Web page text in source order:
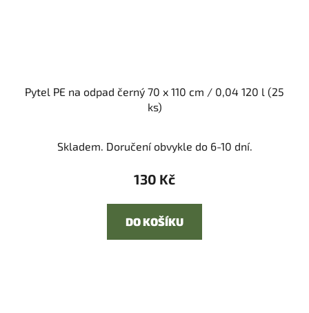
Pytel PE na odpad černý 70 x 110 cm / 0,04 120 l (25
ks)
Skladem. Doručení obvykle do 6-10 dní.
130 Kč
DO KOŠÍKU